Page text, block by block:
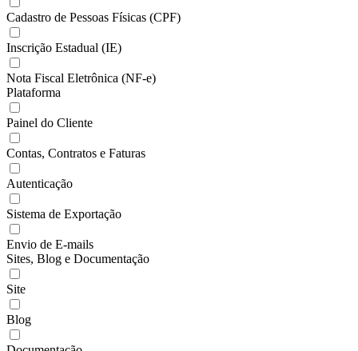
Cadastro de Pessoas Físicas (CPF)
Inscrição Estadual (IE)
Nota Fiscal Eletrônica (NF-e)
Plataforma
Painel do Cliente
Contas, Contratos e Faturas
Autenticação
Sistema de Exportação
Envio de E-mails
Sites, Blog e Documentação
Site
Blog